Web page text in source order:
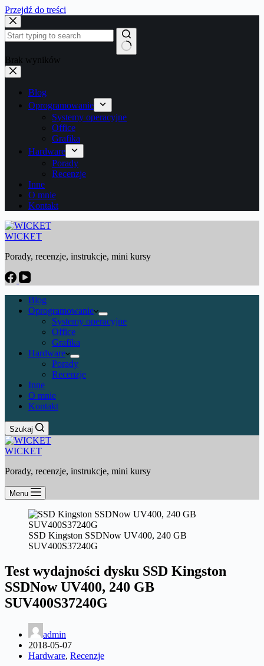
Przejdź do treści
Brak wyników
Blog
Oprogramowanie
Systemy operacyjne
Office
Grafika
Hardware
Porady
Recenzje
Inne
O mnie
Kontakt
WICKET
Porady, recenzje, instrukcje, mini kursy
Blog
Oprogramowanie
Systemy operacyjne
Office
Grafika
Hardware
Porady
Recenzje
Inne
O mnie
Kontakt
Szukaj
WICKET
Porady, recenzje, instrukcje, mini kursy
Menu
SSD Kingston SSDNow UV400, 240 GB
SUV400S37240G
Test wydajności dysku SSD Kingston
SSDNow UV400, 240 GB
SUV400S37240G
admin
2018-05-07
Hardware, Recenzje